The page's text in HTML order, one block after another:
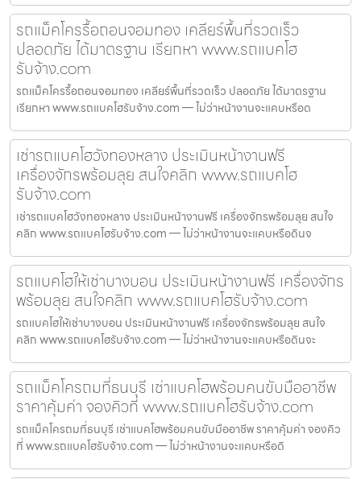
รถแม็คโครรื้อถอนจอมทอง เคลียร์พื้นที่รวดเร็ว
ปลอดภัย ได้มาตรฐาน เรียกหา www.รถแบคโฮ
รับจ้าง.com
รถแม็คโครรื้อถอนจอมทอง เคลียร์พื้นที่รวดเร็ว ปลอดภัย ได้มาตรฐาน
เรียกหา www.รถแบคโฮรับจ้าง.com — ไม่ว่าหน้างานจะแคบหรือด
เช่ารถแบคโฮวังทองหลาง ประเมินหน้างานฟรี
เครื่องจักรพร้อมลุย สนใจคลิก www.รถแบคโฮ
รับจ้าง.com
เช่ารถแบคโฮวังทองหลาง ประเมินหน้างานฟรี เครื่องจักรพร้อมลุย สนใจ
คลิก www.รถแบคโฮรับจ้าง.com — ไม่ว่าหน้างานจะแคบหรือดินจ
รถแบคโฮให้เช่าบางบอน ประเมินหน้างานฟรี เครื่องจักร
พร้อมลุย สนใจคลิก www.รถแบคโฮรับจ้าง.com
รถแบคโฮให้เช่าบางบอน ประเมินหน้างานฟรี เครื่องจักรพร้อมลุย สนใจ
คลิก www.รถแบคโฮรับจ้าง.com — ไม่ว่าหน้างานจะแคบหรือดินจะ
รถแม็คโครถมที่ธนบุรี เช่าแบคโฮพร้อมคนขับมืออาชีพ
ราคาคุ้มค่า จองคิวที่ www.รถแบคโฮรับจ้าง.com
รถแม็คโครถมที่ธนบุรี เช่าแบคโฮพร้อมคนขับมืออาชีพ ราคาคุ้มค่า จองคิว
ที่ www.รถแบคโฮรับจ้าง.com — ไม่ว่าหน้างานจะแคบหรือดิ